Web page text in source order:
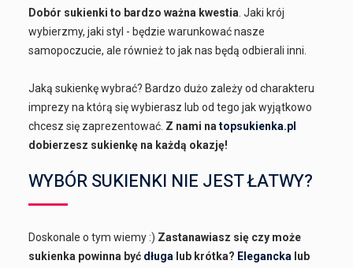
Dobór sukienki to bardzo ważna kwestia . Jaki krój
wybierzmy, jaki styl - będzie warunkować nasze
samopoczucie, ale również to jak nas będą odbierali inni.
Jaką sukienkę wybrać? Bardzo dużo zależy od charakteru
imprezy na którą się wybierasz lub od tego jak wyjątkowo
chcesz się zaprezentować. Z nami natopsukienka.pl
dobierzesz sukienkę na każdą okazję!
WYBÓR SUKIENKI NIE JEST ŁATWY?
Doskonale o tym wiemy :) Zastanawiasz się czy może
sukienka powinna być długa lub krótka? Elegancka lub